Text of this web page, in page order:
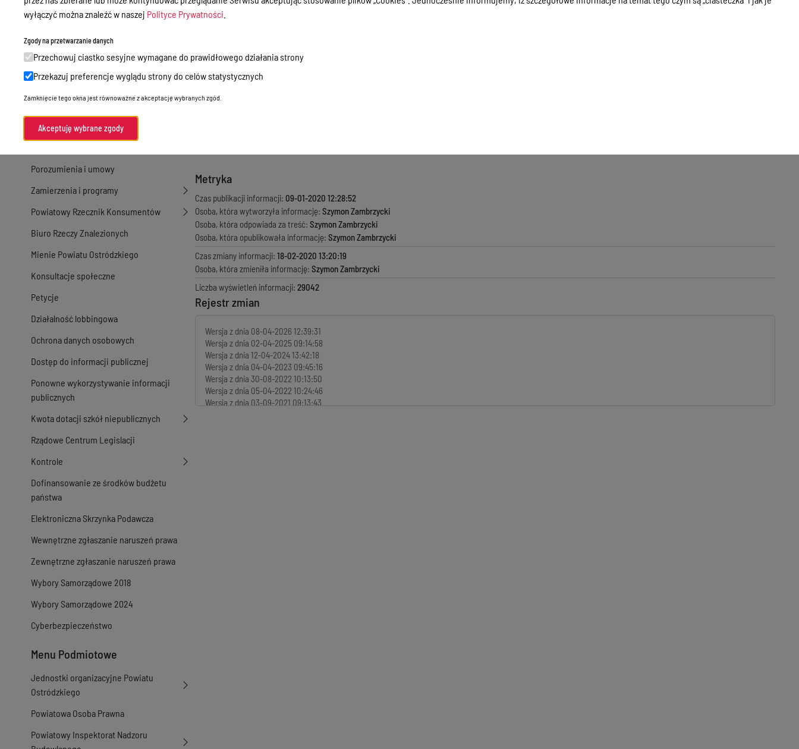
Nieodpłatna Pomoc Prawna
Rejestry, ewidencje i archiwa
Budżet
powiatowego
Organy Powiatu
Porozumienia i umowy
Zamierzenia i programy
Powiatowy Rzecznik Konsumentów
Biuro Rzeczy Znalezionych
Mienie Powiatu Ostródzkiego
Konsultacje społeczne
Petycje
Działalność lobbingowa
Ochrona danych osobowych
Dostęp do informacji publicznej
Ponowne wykorzystywanie informacji
publicznych
Kwota dotacji szkół niepublicznych
Rządowe Centrum Legislacji
Kontrole
Dofinansowanie ze środków budżetu
państwa
Elektroniczna Skrzynka Podawcza
Wewnętrzne zgłaszanie naruszeń prawa
Zewnętrzne zgłaszanie naruszeń prawa
Wybory Samorządowe 2018
Wybory Samorządowe 2024
Cyberbezpieczeństwo
Menu Podmiotowe
Jednostki organizacyjne Powiatu
Ostródzkiego
Powiatowa Osoba Prawna
Powiatowy Inspektorat Nadzoru
Sprawozdanie z wykonania budżetu za 2014 rok
Sprawozdanie z wykonania budżetu za I półrocze 2016 rok
Sprawozdanie z wykonania budżetu za I półrocze 2017 roku
Sprawozdanie z wykonania budżetu za 2017 rok
Metryka
Czas publikacji informacji: 09-01-2020 12:28:52
Osoba, która wytworzyła informację: Szymon Zambrzycki
Osoba, która odpowiada za treść: Szymon Zambrzycki
Osoba, która opublikowała informację: Szymon Zambrzycki
Czas zmiany informacji: 18-02-2020 13:20:19
Osoba, która zmieniła informację: Szymon Zambrzycki
Liczba wyświetleń informacji: 29042
Rejestr zmian
Wersja z dnia 08-04-2026 12:39:31
Wersja z dnia 02-04-2025 09:14:58
Wersja z dnia 12-04-2024 13:42:18
Wersja z dnia 04-04-2023 09:45:16
Wersja z dnia 30-08-2022 10:13:50
Wersja z dnia 05-04-2022 10:24:46
Wersja z dnia 03-09-2021 09:13:43
wyłączyć można znaleźć w naszej Polityce Prywatności
Zgody na przetwarzanie danych
Przechowuj ciastko sesyjne wymagane do prawidłowego działania strony
Przekazuj preferencje wyglądu strony do celów statystycznych
Zamknięcie tego okna jest równoważne z akceptację wybranych zgód.
Akceptuję wybrane zgody